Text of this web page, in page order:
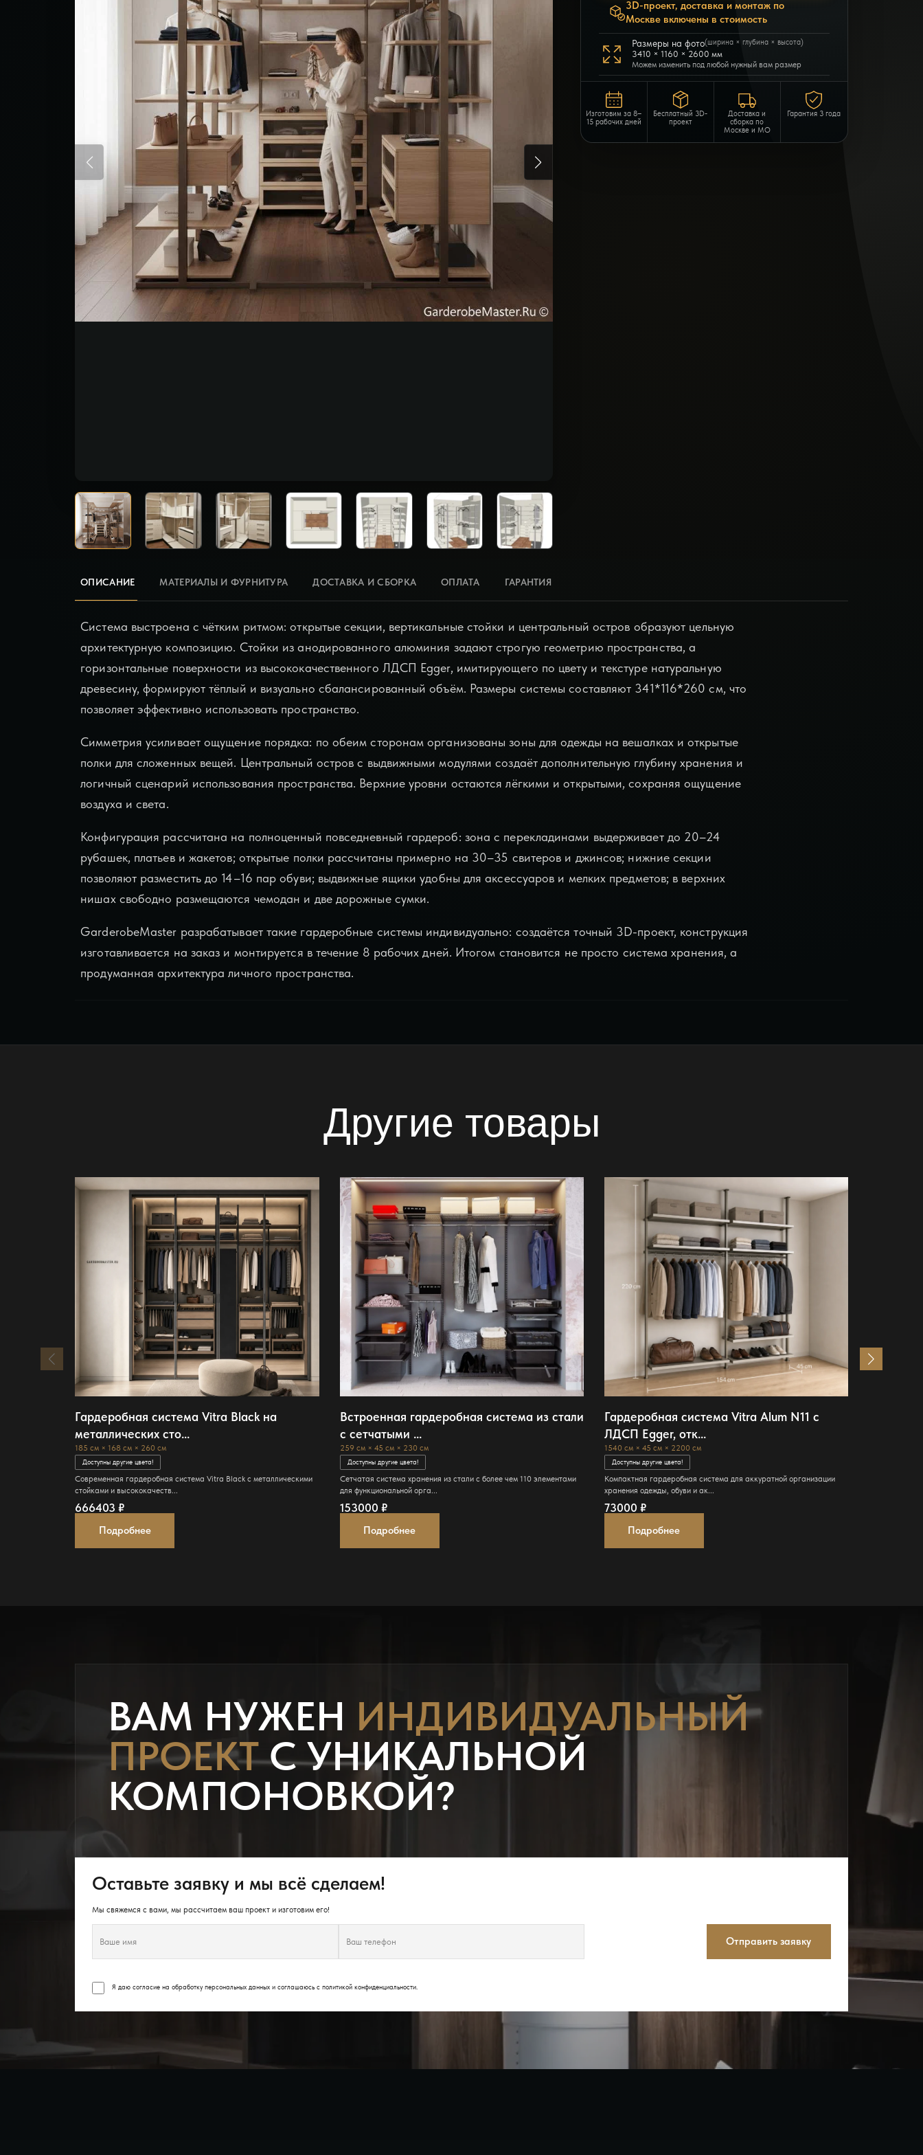
3D-проект, доставка и монтаж по
Москве включены в стоимость
Размеры на фото(ширина × глубина × высота)
3410 × 1160 × 2600 мм
Можем изменить под любой нужный вам размер
Изготовим за 8–
15 рабочих дней
Бесплатный 3D-
проект
Доставка и
сборка по
Москве и МО
Гарантия 3 года
ОПИСАНИЕ МАТЕРИАЛЫ И ФУРНИТУРА ДОСТАВКА И СБОРКА ОПЛАТА ГАРАНТИЯ
Система выстроена с чётким ритмом: открытые секции, вертикальные стойки и центральный остров образуют цельную
архитектурную композицию. Стойки из анодированного алюминия задают строгую геометрию пространства, а
горизонтальные поверхности из высококачественного ЛДСП Egger, имитирующего по цвету и текстуре натуральную
древесину, формируют тёплый и визуально сбалансированный объём. Размеры системы составляют 341*116*260 см, что
позволяет эффективно использовать пространство.
Симметрия усиливает ощущение порядка: по обеим сторонам организованы зоны для одежды на вешалках и открытые
полки для сложенных вещей. Центральный остров с выдвижными модулями создаёт дополнительную глубину хранения и
логичный сценарий использования пространства. Верхние уровни остаются лёгкими и открытыми, сохраняя ощущение
воздуха и света.
Конфигурация рассчитана на полноценный повседневный гардероб: зона с перекладинами выдерживает до 20–24
рубашек, платьев и жакетов; открытые полки рассчитаны примерно на 30–35 свитеров и джинсов; нижние секции
позволяют разместить до 14–16 пар обуви; выдвижные ящики удобны для аксессуаров и мелких предметов; в верхних
нишах свободно размещаются чемодан и две дорожные сумки.
GarderobeMaster разрабатывает такие гардеробные системы индивидуально: создаётся точный 3D-проект, конструкция
изготавливается на заказ и монтируется в течение 8 рабочих дней. Итогом становится не просто система хранения, а
продуманная архитектура личного пространства.
Другие товары
Гардеробная система Vitra Black на
металлических сто...
185 см × 168 см × 260 см
Доступны другие цвета!
Современная гардеробная система Vitra Black с металлическими
стойками и высококачеств...
666403₽
Подробнее
Встроенная гардеробная система из стали
с сетчатыми ...
259 см × 45 см × 230 см
Доступны другие цвета!
Сетчатая система хранения из стали с более чем 110 элементами
для функциональной орга...
153000 ₽
Подробнее
Гардеробная система Vitra Alum N11 с
ЛДСП Egger, отк...
1540 см × 45 см × 2200 см
Доступны другие цвета!
Компактная гардеробная система для аккуратной организации
хранения одежды, обуви и ак...
73000 ₽
Подробнее
ВАМ НУЖЕН ИНДИВИДУАЛЬНЫЙ
ПРОЕКТС УНИКАЛЬНОЙ
КОМПОНОВКОЙ?
Оставьте заявку и мы всё сделаем!
Мы свяжемся с вами, мы рассчитаем ваш проект и изготовим его!
Отправить заявку
Я даю согласие на обработку персональных данных и соглашаюсь сполитикой конфиденциальности.